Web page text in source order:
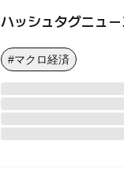
ハッシュタグニュー
#マクロ経済